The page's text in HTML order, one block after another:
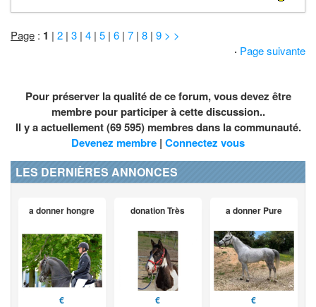
Page : 1 | 2 | 3 | 4 | 5 | 6 | 7 | 8 | 9 > >
· Page suivante
Pour préserver la qualité de ce forum, vous devez être
membre pour participer à cette discussion..
Il y a actuellement (69 595) membres dans la communauté.
Devenez membre | Connectez vous
LES DERNIÈRES ANNONCES
a donner hongre
€
donation Très
€
a donner Pure
€